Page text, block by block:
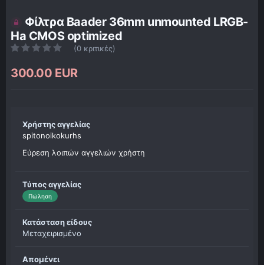
Φίλτρα Baader 36mm unmounted LRGB-
Ha CMOS optimized
(0 κριτικές)
300.00 EUR
Χρήστης αγγελίας
spitonoikokurhs
Εύρεση λοιπών αγγελιών χρήστη
Τύπος αγγελίας
Πώληση
Κατάσταση είδους
Μεταχειρισμένο
Απομένει